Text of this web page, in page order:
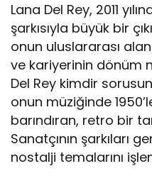
Lana Del Rey, 2011
şarkısıyla büyük bir
onun uluslararası
ve kariyerinin dönüm
Del Rey kimdir
onun müziğinde
barındıran, retro bir
Sanatçının şarkıları
nostalji temalarını